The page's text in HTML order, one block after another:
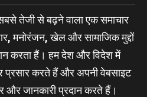
तेजी से बढ़ने वाला एक समाचार
मनोरंजन, खेल और सामाजिक मुद्दों
करता हैं। हम देश और विदेश में
प्रसार करते हैं और अपनी वेबसाइट
और जानकारी प्रदान करते हैं।